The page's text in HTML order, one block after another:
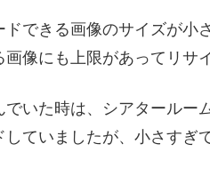
ドできる画像のサイズが小
像にも上限があってリサ
いた時は、シアタールー
ていましたが、小さすぎ